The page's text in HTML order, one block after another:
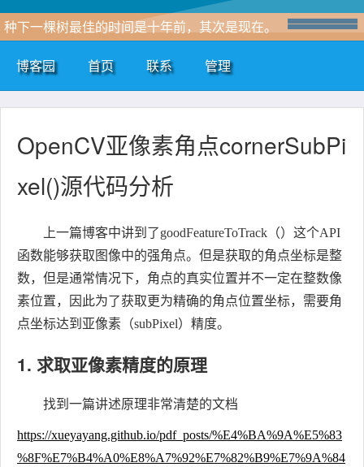
种下一棵树最佳的时间是十年前，其次是现在。
博客园 首页 联系 管理
OpenCV亚像素角点cornerSubPi
xel()源代码分析
上一篇博客中讲到了goodFeatureToTrack（）这个API
函数能够获取图像中的强角点。但是获取的角点坐标是整
数，但是通常情况下，角点的真实位置并不一定在整数像
素位置，因此为了获取更为精确的角点位置坐标，需要角
点坐标达到亚像素（subPixel）精度。
1. 求取亚像素精度的原理
找到一篇讲述原理非常清楚的文档
https://xueyayang.github.io/pdf_posts/%E4%BA%9A%E5%83
%8F%E7%B4%A0%E8%A7%92%E7%82%B9%E7%9A%84